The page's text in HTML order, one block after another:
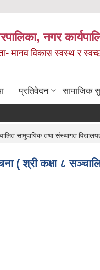
नगर
मानव विकास स्वस्थ र
प्रतिवेदन सामाजिक
सामुदायिक तथा संस्थागत
( श्री कक्षा ८